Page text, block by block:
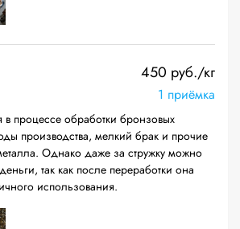
450 руб./кг
1 приёмка
в процессе обработки бронзовых
производства, мелкий брак и прочие
Однако даже за стружку можно
так как после переработки она
использования.